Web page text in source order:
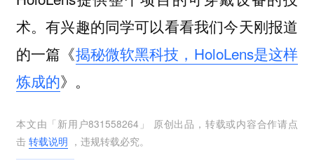
术。有兴趣的同学可以看看我们今天刚报道
的一篇《揭秘微软黑科技，HoloLens是这样
炼成的》。
本文由「 新用户831558264 」 原创出品，转载或内容合作请点
击 转载说明 ，违规转载必究。